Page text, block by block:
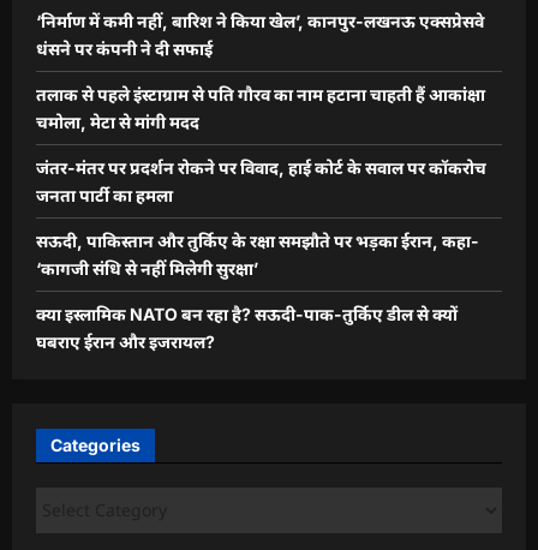
‘निर्माण में कमी नहीं, बारिश ने किया खेल’, कानपुर-लखनऊ एक्सप्रेसवे
धंसने पर कंपनी ने दी सफाई
तलाक से पहले इंस्टाग्राम से पति गौरव का नाम हटाना चाहती हैं आकांक्षा
चमोला, मेटा से मांगी मदद
जंतर-मंतर पर प्रदर्शन रोकने पर विवाद, हाई कोर्ट के सवाल पर कॉकरोच
जनता पार्टी का हमला
सऊदी, पाकिस्तान और तुर्किए के रक्षा समझौते पर भड़का ईरान, कहा-
‘कागजी संधि से नहीं मिलेगी सुरक्षा’
क्या इस्लामिक NATO बन रहा है? सऊदी-पाक-तुर्किए डील से क्यों
घबराए ईरान और इजरायल?
Categories